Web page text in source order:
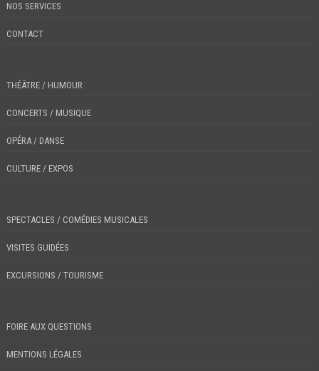
NOS SERVICES
CONTACT
THÉÂTRE / HUMOUR
CONCERTS / MUSIQUE
OPÉRA / DANSE
CULTURE / EXPOS
SPECTACLES / COMÉDIES MUSICALES
VISITES GUIDÉES
EXCURSIONS / TOURISME
FOIRE AUX QUESTIONS
MENTIONS LÉGALES